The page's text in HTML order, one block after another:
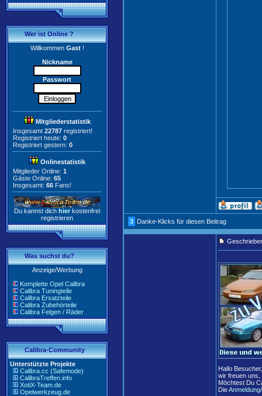
Wer ist Online ?
WillkommenGast!
Nickname
Passwort
Mitgliederstatistik
Insgesamt 22787 registriert!
Registriert heute: 0
Registriert gestern: 0
Onlinestatistik
Mitglieder Online: 1
Gäste Online: 65
Insgesamt: 66 Fans!
Du kannst dich hier kostenfrei
registrieren
Was suchst du?
Anzeige/Werbung
Komplette Opel Calibra
Calibra Tuningteile
Calibra Ersatzteile
Calibra Zubehörteile
Calibra Felgen / Räder
Calibra-Community
Unterstützte Projekte
Calibra.cc (Safemode)
CalibraTreffen.info
XotiX-Team.de
Opelwerkzeug.de
3 Danke-Klicks für diesen Beitrag
Hallo Besucher,
wir freuen
Möchtest Du
Die